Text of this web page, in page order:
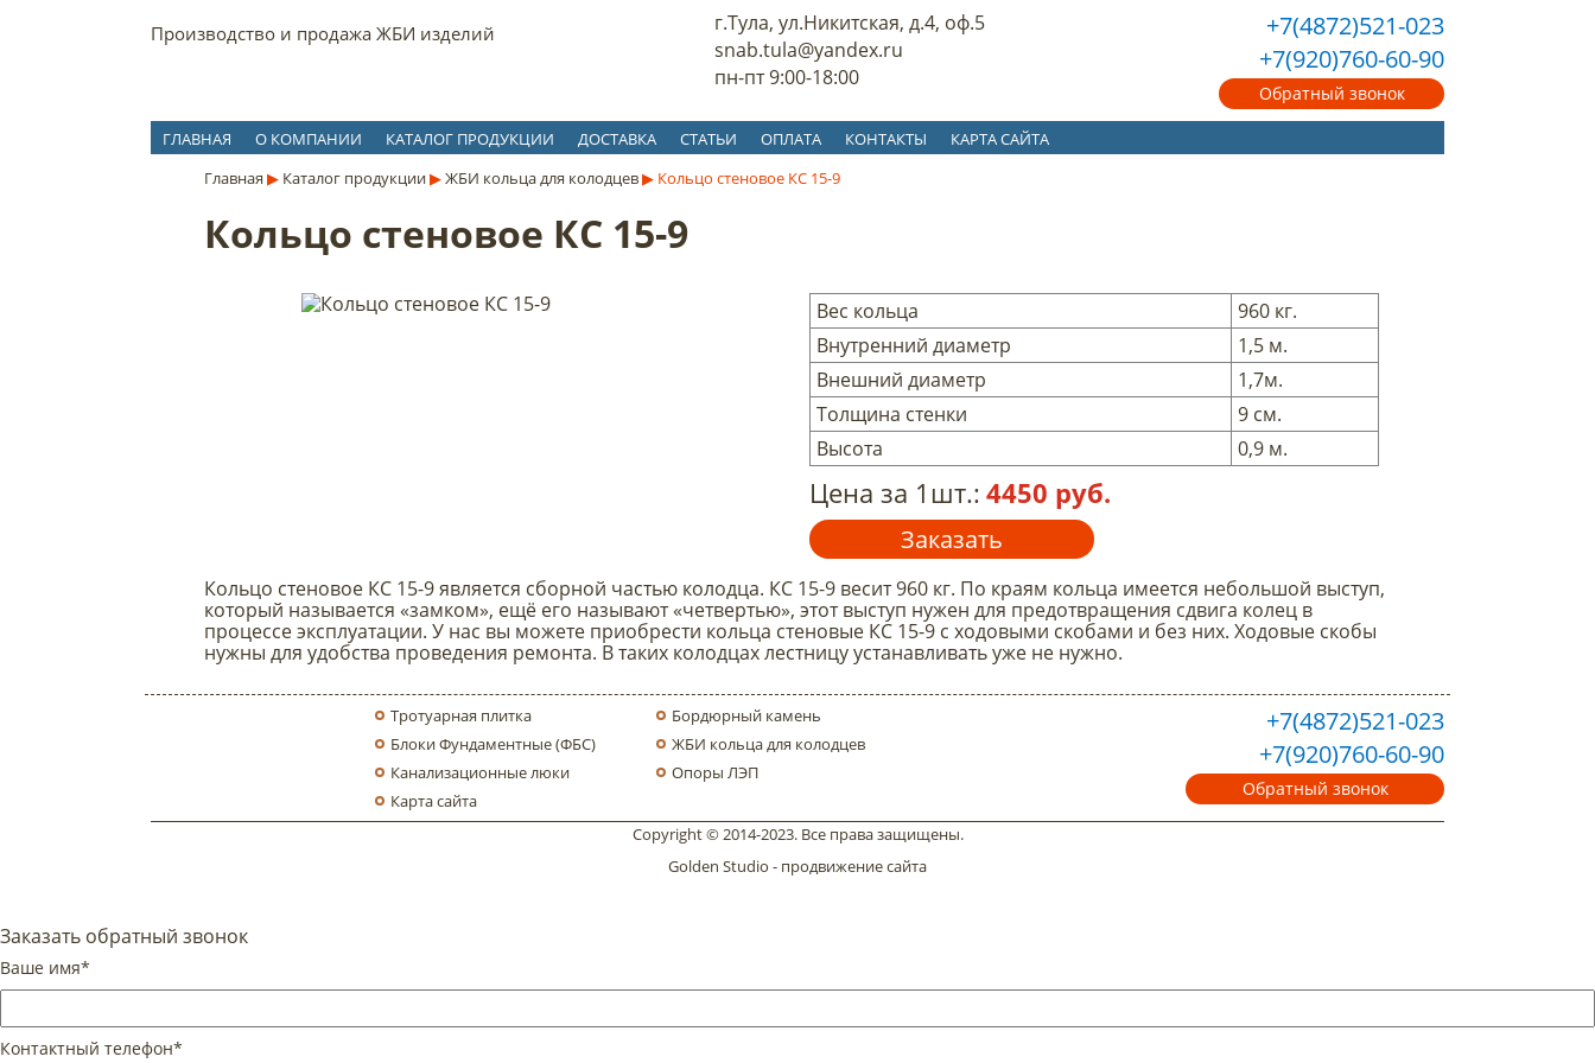
Производство и продажа ЖБИ изделий
г.Тула, ул.Никитская, д.4, оф.5
snab.tula@yandex.ru
пн-пт 9:00-18:00
+7(4872)521-023
+7(920)760-60-90
Обратный звонок
ГЛАВНАЯ О КОМПАНИИ КАТАЛОГ ПРОДУКЦИИ ДОСТАВКА СТАТЬИ ОПЛАТА КОНТАКТЫ
КАРТА САЙТА
Главная ▶ Каталог продукции▶ЖБИ кольца для колодцев▶ Кольцо стеновое КС 15-9
Кольцо стеновое КС 15-9
Вес кольца
960 кг.
Внутренний диаметр
1,5 м.
Внешний диаметр
1,7м.
Толщина стенки
9 cм.
Высота
0,9 м.
Цена за 1шт.:4450 руб.
Заказать
Кольцо стеновое КС 15-9 является сборной частью колодца. КС 15-9 весит 960 кг. По краям кольца имеется небольшой выступ,
который называется «замком», ещё его называют «четвертью», этот выступ нужен для предотвращения сдвига колец в
процессе эксплуатации. У нас вы можете приобрести кольца стеновые КС 15-9 с ходовыми скобами и без них. Ходовые скобы
нужны для удобства проведения ремонта. В таких колодцах лестницу устанавливать уже не нужно.
Тротуарная плитка
Бордюрный камень
Блоки Фундаментные (ФБС)
ЖБИ кольца для колодцев
Канализационные люки
Опоры ЛЭП
Карта сайта
+7(4872)521-023
+7(920)760-60-90
Обратный звонок
Copyright © 2014-2023. Все права защищены.
Golden Studio - продвижение сайта
Заказать обратный звонок
Ваше имя*
Контактный телефон*